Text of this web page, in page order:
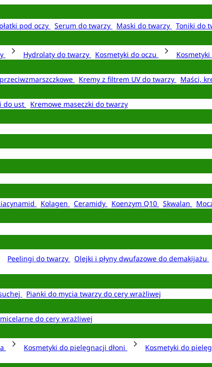
pod oczy Serum do twarzy Maski do twarzy
Toniki do
Hydrolaty do twarzy Kosmetyki do oczu
Kremy z filtrem UV do twarzy
Maści,
do ust
Kremowe maseczki do twarzy
Kolagen Ceramidy Koenzym Q10 Skwalan
Peelingi do twarzy Olejki i płyny dwufazowe do demakijażu
Pianki do mycia twarzy do cery wrażliwej
micelarne do cery wrażliwej
Kosmetyki do pielęgnacji dłoni Kosmetyki do